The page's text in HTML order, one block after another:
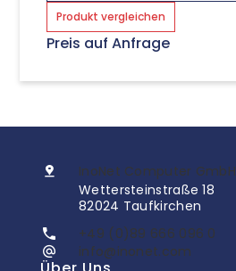
Produkt vergleichen
Preis auf Anfrage
InoNet Computer GmbH
Wettersteinstraße 18
82024 Taufkirchen
+49 (0)89 666 096 0
info@inonet.com